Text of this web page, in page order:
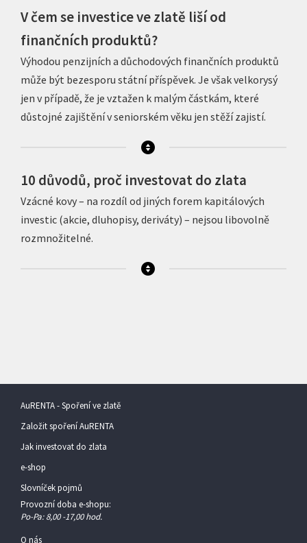
V čem se investice ve zlatě liší od
finančních produktů?
Výhodou penzijních a důchodových finančních produktů
může být bezesporu státní příspěvek. Je však velkorysý
jen v případě, že je vztažen k malým částkám, které
důstojné zajištění v seniorském věku jen stěží zajistí.
10 důvodů, proč investovat do zlata
Vzácné kovy – na rozdíl od jiných forem kapitálových
investic (akcie, dluhopisy, deriváty) – nejsou libovolně
rozmnožitelné.
AuRENTA - Spoření ve zlatě
Založit spoření AuRENTA
Jak investovat do zlata
e-shop
Slovníček pojmů
Provozní doba e-shopu:
Po-Pa: 8,00 -17,00 hod.
O nás